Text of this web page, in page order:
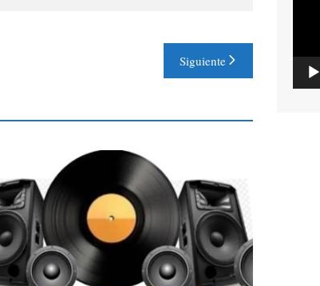
Siguiente